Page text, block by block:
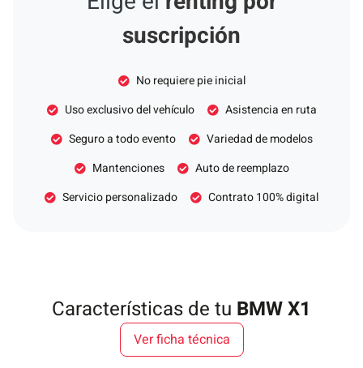
suscripción
No requiere pie inicial
Uso exclusivo del vehículo
Asistencia en ruta
Seguro a todo evento
Variedad de modelos
Mantenciones
Auto de reemplazo
Servicio personalizado
Contrato 100% digital
Características de tu BMW X1
Ver ficha técnica